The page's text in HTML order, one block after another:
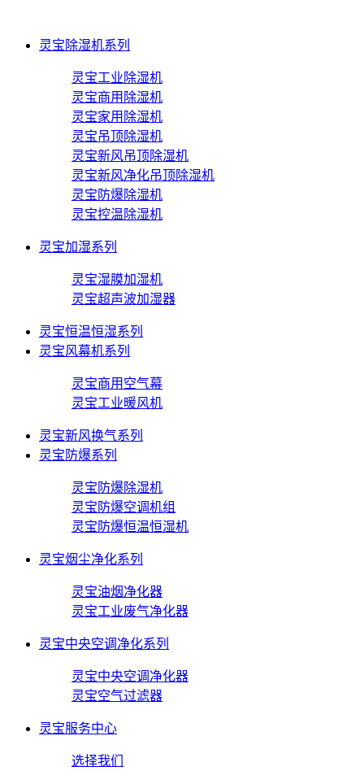
灵宝除湿机系列
灵宝工业除湿机
灵宝商用除湿机
灵宝家用除湿机
灵宝吊顶除湿机
灵宝新风吊顶除湿机
灵宝新风净化吊顶除湿机
灵宝防爆除湿机
灵宝控温除湿机
灵宝加湿系列
灵宝湿膜加湿机
灵宝超声波加湿器
灵宝恒温恒湿系列
灵宝风幕机系列
灵宝商用空气幕
灵宝工业暖风机
灵宝新风换气系列
灵宝防爆系列
灵宝防爆除湿机
灵宝防爆空调机组
灵宝防爆恒温恒湿机
灵宝烟尘净化系列
灵宝油烟净化器
灵宝工业废气净化器
灵宝中央空调净化系列
灵宝中央空调净化器
灵宝空气过滤器
灵宝服务中心
选择我们